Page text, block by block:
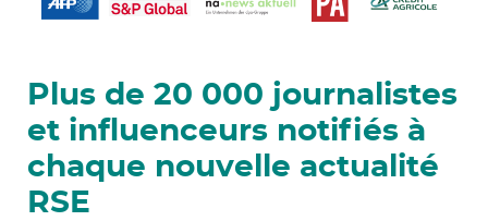
Plus de 20 000 journalistes
et influenceurs notifiés à
chaque nouvelle actualité
RSE